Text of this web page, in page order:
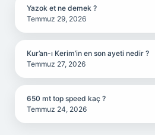
Yazok et ne demek ?
Temmuz 29, 2026
Kur’an-ı Kerim’in en son ayeti nedir ?
Temmuz 27, 2026
650 mt top speed kaç ?
Temmuz 24, 2026